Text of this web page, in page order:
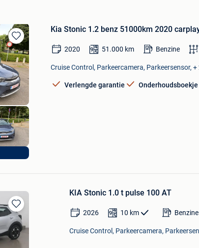
Bewaren
in
Mijn
Favorieten
Kia Stonic 1.2 benz 51000km 2020
2020 51.000 km Benzine
Cruise Control, Parkeercamera, Parkeersensor,
Verlengde garantie Onderhoudsboekje
Bewaren
in
Mijn
Favorieten
KIA Stonic 1.0 t pulse 100 AT
2026 10 km Benzine
Cruise Control, Parkeercamera,